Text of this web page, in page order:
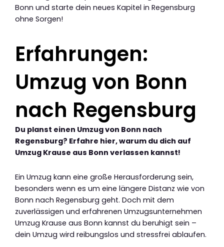
Bonn und starte dein neues Kapitel in Regensburg
ohne Sorgen!
Erfahrungen:
Umzug von Bonn
nach Regensburg
Du planst einen Umzug von Bonn nach
Regensburg? Erfahre hier, warum du dich auf
Umzug Krause aus Bonn verlassen kannst!
Ein Umzug kann eine große Herausforderung sein,
besonders wenn es um eine längere Distanz wie von
Bonn nach Regensburg geht. Doch mit dem
zuverlässigen und erfahrenen Umzugsunternehmen
Umzug Krause aus Bonn kannst du beruhigt sein –
dein Umzug wird reibungslos und stressfrei ablaufen.